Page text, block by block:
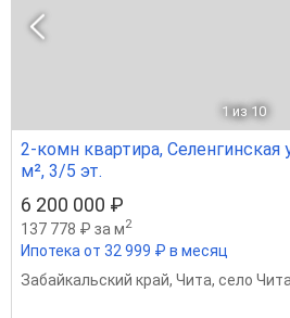
1 из 10
2-комн квартира, Селенгинская
м², 3/5 эт.
6 200 000 ₽
137 778 ₽ за м2
Ипотека от 32 999 ₽ в месяц
Забайкальский край, Чита, село